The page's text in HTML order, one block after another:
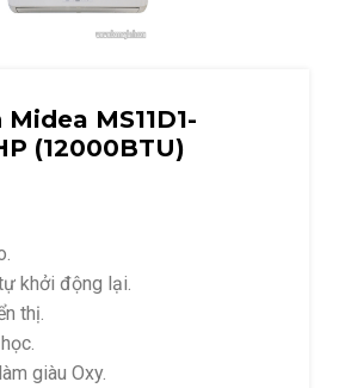
MS11D1-
(12000BTU)
khởi động lại.
thị.
giàu Oxy.